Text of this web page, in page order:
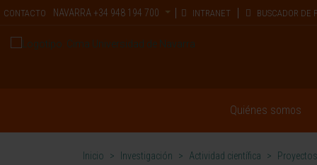
CONTACTO NAVARRA +34 948 194 700 INTRANET BUSCADOR DE
Quiénes somos
Inicio > Investigación > Actividad científica >